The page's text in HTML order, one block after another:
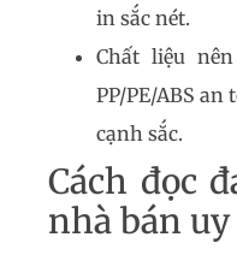
in sắc nét.
Chất liệu
PP/PE/ABS
cạnh sắc.
Cách đọc
nhà bán